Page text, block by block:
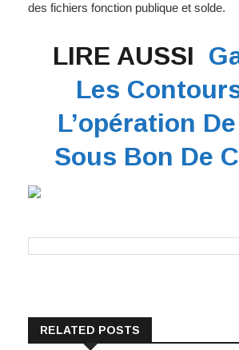
des fichiers fonction publique et solde.
LIRE AUSSI
Les
L’opération
Sous Bon De
RELATED POSTS